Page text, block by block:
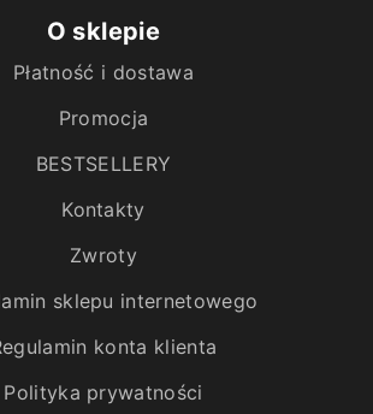
O sklepie
Płatność i dostawa
Promocja
BESTSELLERY
Kontakty
Zwroty
sklepu internetowego
konta klienta
Polityka prywatności